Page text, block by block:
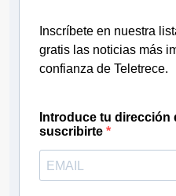
Inscríbete en nuestra
gratis las noticias más
confianza de Teletrece.
Introduce tu dirección
suscribirte